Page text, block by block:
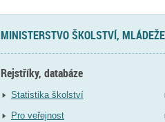
MINISTERSTVO ŠKOLSTVÍ,
Rejstříky, databáze
Statistika školství
Pro veřejnost